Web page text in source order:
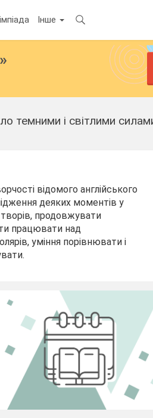
Інше
темними і світлими
відомого англійського
деяких моментів у
продовжувати
працювати над
уміння порівнювати і